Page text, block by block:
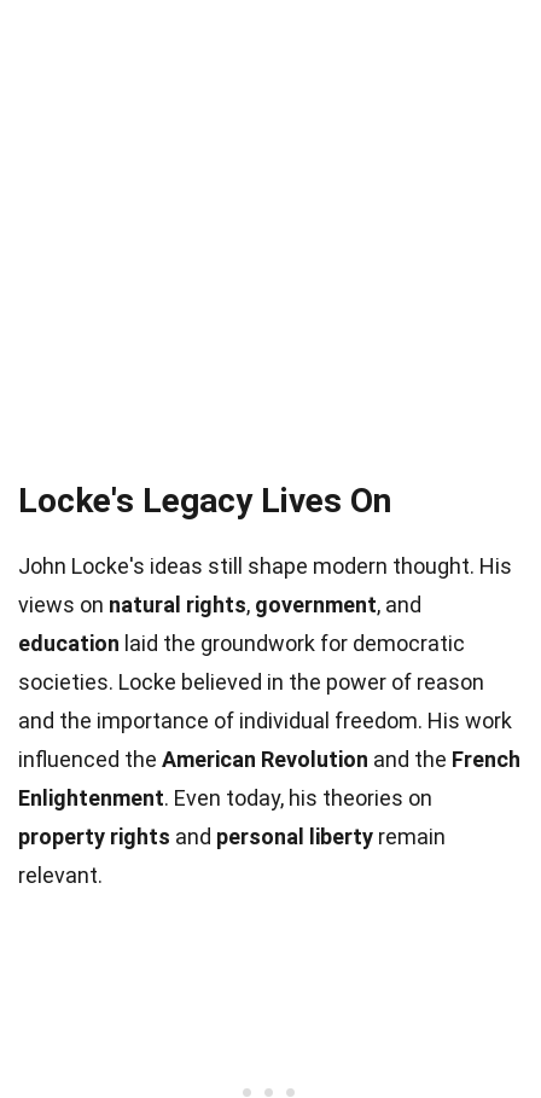
Locke's Legacy Lives On
John Locke's ideas still shape modern thought. His
views on natural rights, government, and
education laid the groundwork for democratic
societies. Locke believed in the power of reason
and the importance of individual freedom. His work
influenced the American Revolution and the French
Enlightenment. Even today, his theories on
property rights and personal liberty remain
relevant.